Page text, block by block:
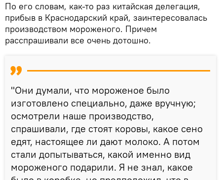
По его словам, как-то раз китайская делегация,
прибыв в Краснодарский край, заинтересовалась
производством мороженого. Причем
расспрашивали все очень дотошно.
"Они думали, что мороженое было
изготовлено специально, даже вручную;
осмотрели наше производство,
спрашивали, где стоят коровы, какое сено
едят, настоящее ли дают молоко. А потом
стали допытываться, какой именно вид
мороженого подарили. Я не знал, какое